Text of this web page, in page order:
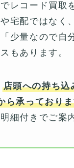
レコード買取
宅配ではなく
少量なので自
もあります。
店頭への持ち込
ら承っており
細付きでご案